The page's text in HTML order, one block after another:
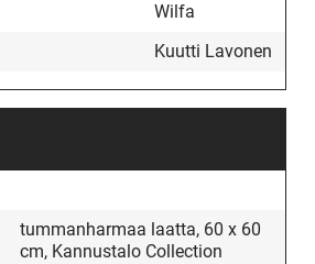
Wilfa
Kuutti Lavonen
tummanharmaa laatta, 60 x 60
cm, Kannustalo Collection